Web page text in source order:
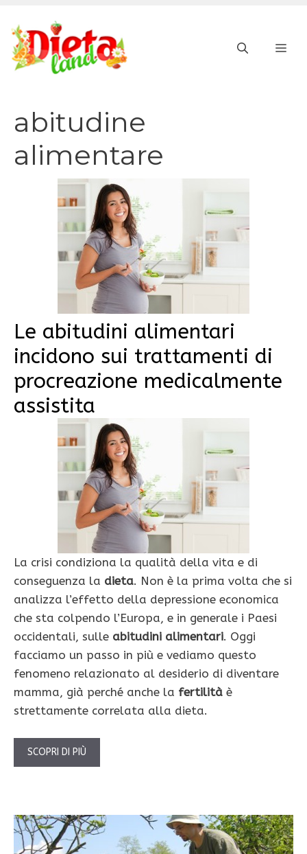
contenuto
abitudine
alimentare
Le abitudini alimentari
incidono sui trattamenti di
procreazione medicalmente
assistita
La crisi condiziona la qualità della vita e di
conseguenza la dieta. Non è la prima volta che si
analizza l’effetto della depressione economica
che sta colpendo l’Europa, e in generale i Paesi
occidentali, sulle abitudini alimentari. Oggi
facciamo un passo in più e vediamo questo
fenomeno relazionato al desiderio di diventare
mamma, già perché anche la fertilità è
strettamente correlata alla dieta.
SCOPRI DI PIÙ